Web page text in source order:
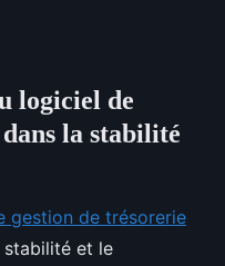
logiciel de
la stabilité
gestion de trésorerie
stabilité et le